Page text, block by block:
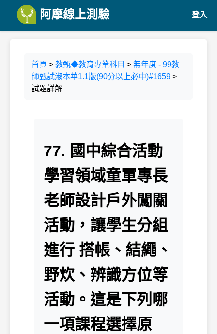
阿摩線上測驗 登入
首頁 > 教甄◆教育專業科目 > 無年度 - 99教
師甄試淑本華1.1版(90分以上必中)#1659 >
試題詳解
77. 國中綜合活動
學習領域童軍專長
老師設計戶外闖關
活動，讓學生分組
進行 搭帳、結繩、
野炊、辨識方位等
活動。這是下列哪
一項課程選擇原